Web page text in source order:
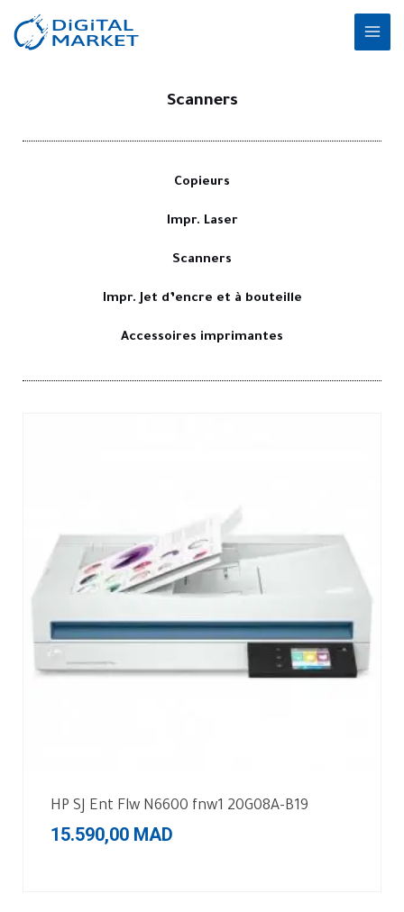
contenu
Scanners
Copieurs
Impr. Laser
Scanners
Impr. Jet d’encre et à bouteille
Accessoires imprimantes
HP SJ Ent Flw N6600 fnw1 20G08A-B19
15.590,00 MAD